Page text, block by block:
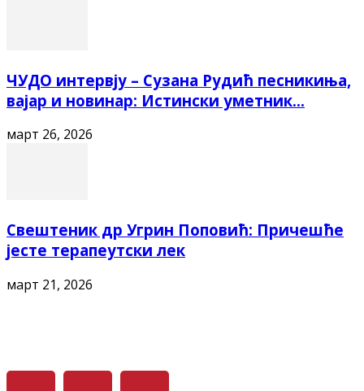
ЧУДО интервју – Сузана Рудић песникиња,
вајар и новинар: Истински уметник...
март 26, 2026
Свештеник др Угрин Поповић: Причешће
јесте терапеутски лек
март 21, 2026